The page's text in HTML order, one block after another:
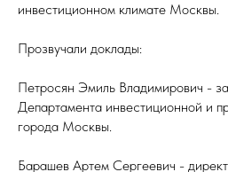
инвестиционном климате Москвы.
Прозвучали доклады:
Петросян Эмиль Владимирович -
Департамента инвестиционной и
города Москвы.
Барашев Артем Сергеевич -